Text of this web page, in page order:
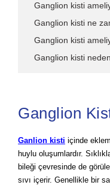
Ganglion kisti
Ganglion kisti ne
Ganglion kisti
Ganglion kisti
Ganglion
Ganlion kisti içinde
huylu oluşumlardır.
bileği çevresinde de
sıvı içerir. Genellikle bir